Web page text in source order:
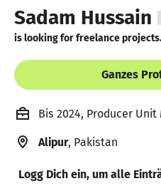
Sadam Hussain
is looking for freelance
Ganzes
Bis 2024, Producer Unit
Alipur, Pakistan
Logg Dich ein, um alle